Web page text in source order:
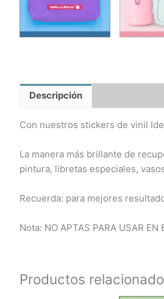
Descripción
Con nuestros stickers de vinil
La manera más brillante de
pintura, libretas especiales,
Recuerda: para mejores
Nota: NO APTAS PARA USAR EN
Productos